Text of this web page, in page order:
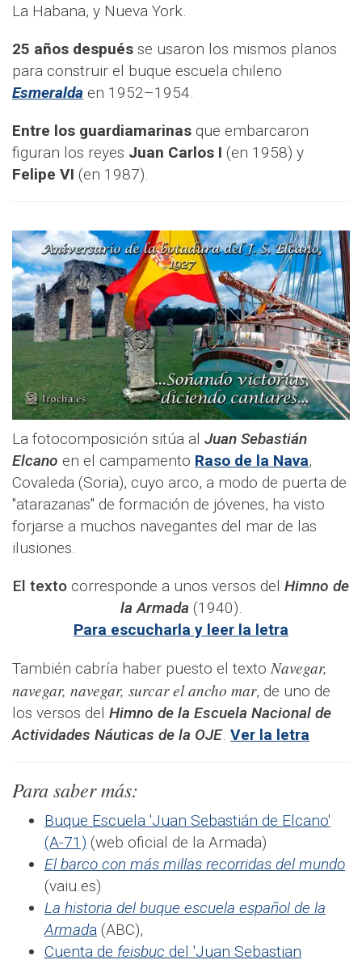
La Habana, y Nueva York.
25 años después se usaron los mismos planos
para construir el buque escuela chileno
Esmeralda en 1952–1954.
Entre los guardiamarinas que embarcaron
figuran los reyes Juan Carlos I (en 1958) y
Felipe VI (en 1987).
La fotocomposición sitúa al Juan Sebastián
Elcano en el campamento Raso de la Nava,
Covaleda (Soria), cuyo arco, a modo de puerta de
"atarazanas" de formación de jóvenes, ha visto
forjarse a muchos navegantes del mar de las
ilusiones.
El texto corresponde a unos versos del Himno de
la Armada (1940).
Para escucharla y leer la letra
También cabría haber puesto el textoNavegar,
navegar, navegar, surcar el ancho mar, de uno de
los versos del Himno de la Escuela Nacional de
Actividades Náuticas de la OJE. Ver la letra
Para saber más:
Buque Escuela 'Juan Sebastián de Elcano'
(A-71) (web oficial de la Armada)
El barco con más millas recorridas del mundo
(vaiu.es)
La historia del buque escuela español de la
Armada (ABC),
Cuenta de feisbuc del 'Juan Sebastian